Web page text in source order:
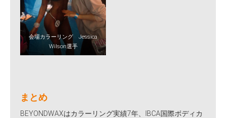
会場カラーリング Jessica
Wilson選手
まとめ
BEYONDWAXはカラーリング実績7年、IBCA国際ボディカ